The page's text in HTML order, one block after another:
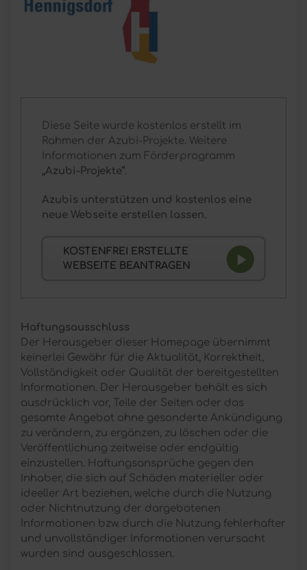
Diese Seite wurde kostenlos erstellt im
Rahmen der Azubi-Projekte. Weitere
Informationen zum Förderprogramm
„Azubi-Projekte“.
Azubis unterstützen und kostenlos eine
neue Webseite erstellen lassen.
KOSTENFREI ERSTELLTE
WEBSEITE BEANTRAGEN
Haftungsausschluss
Der Herausgeber dieser Homepage übernimmt
keinerlei Gewähr für die Aktualität, Korrektheit,
Vollständigkeit oder Qualität der bereitgestellten
Informationen. Der Herausgeber behält es sich
ausdrücklich vor, Teile der Seiten oder das
gesamte Angebot ohne gesonderte Ankündigung
zu verändern, zu ergänzen, zu löschen oder die
Veröffentlichung zeitweise oder endgültig
einzustellen. Haftungsansprüche gegen den
Inhaber, die sich auf Schäden materieller oder
ideeller Art beziehen, welche durch die Nutzung
oder Nichtnutzung der dargebotenen
Informationen bzw. durch die Nutzung fehlerhafter
und unvollständiger Informationen verursacht
wurden sind ausgeschlossen.